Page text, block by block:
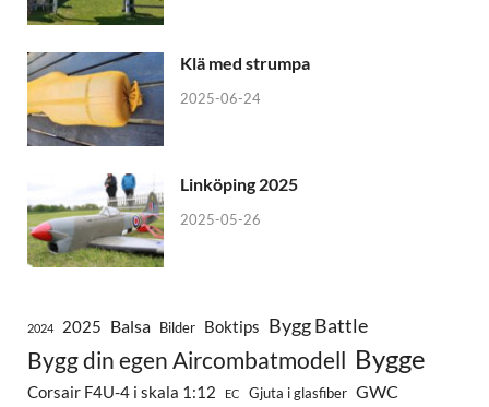
Klä med strumpa
2025-06-24
Linköping 2025
2025-05-26
2024 2025 Balsa Bilder Boktips Bygg Battle
Bygg din egen Aircombatmodell Bygge
Corsair F4U-4 i skala 1:12 EC Gjuta i glasfiber GWC